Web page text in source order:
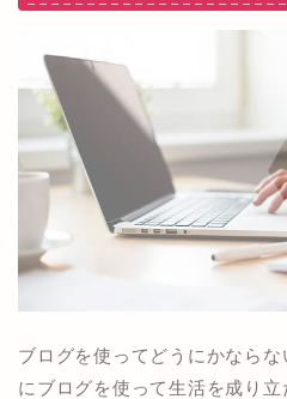
ブログを使ってどうにかなら
にブログを使って生活を成り